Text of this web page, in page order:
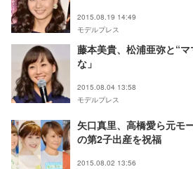
2015.08.19 14:49
モデルプレス
藤本美貴、松浦亜弥と“
な」
2015.08.04 13:58
モデルプレス
矢口真里、高橋愛ら元モ
の第2子出産を祝福
2015.08.02 13:56